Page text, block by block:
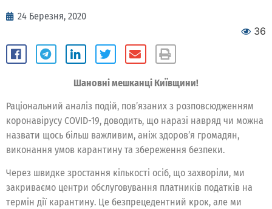
24 Березня, 2020
36
Шановні мешканці Київщини!
Раціональний аналіз подій, пов’язаних з розповсюдженням
коронавірусу COVID-19, доводить, що наразі навряд чи можна
назвати щось більш важливим, аніж здоров’я громадян,
виконання умов карантину та збереження безпеки.
Через швидке зростання кількості осіб, що захворіли, ми
закриваємо центри обслуговування платників податків на
термін дії карантину. Це безпрецедентний крок, але ми